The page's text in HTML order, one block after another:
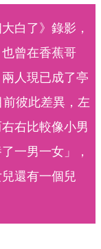
白了》錄影，
曾在香蕉哥
人現已成了亭
彼此差異，左
右比較像小男
一男一女」，
還有一個兒